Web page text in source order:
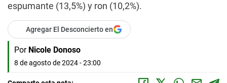
espumante (13,5%) y ron (10,2%).
Agregar El Desconcierto en
Por Nicole Donoso
8 de agosto de 2024 - 23:00